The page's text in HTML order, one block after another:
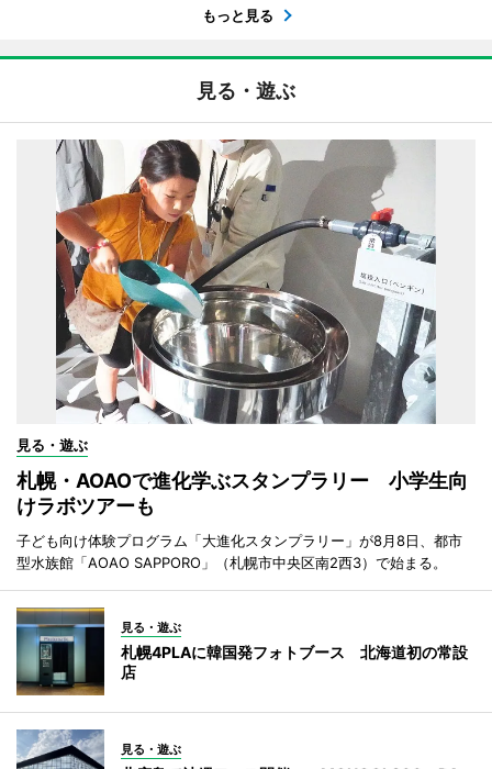
もっと見る
見る・遊ぶ
見る・遊ぶ
札幌・AOAOで進化学ぶスタンプラリー 小学生向
けラボツアーも
子ども向け体験プログラム「大進化スタンプラリー」が8月8日、都市
型水族館「AOAO SAPPORO」（札幌市中央区南2西3）で始まる。
見る・遊ぶ
札幌4PLAに韓国発フォトブース 北海道初の常設
店
見る・遊ぶ